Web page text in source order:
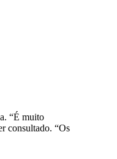
“É muito
consultado. “Os